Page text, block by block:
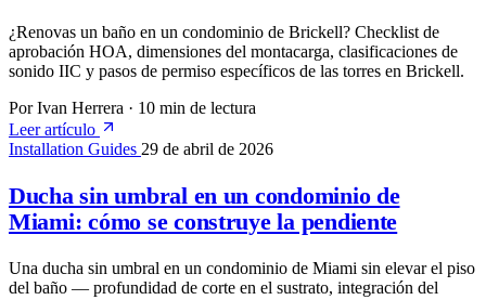
¿Renovas un baño en un condominio de Brickell? Checklist de
aprobación HOA, dimensiones del montacarga, clasificaciones de
sonido IIC y pasos de permiso específicos de las torres en Brickell.
Por Ivan Herrera · 10 min de lectura
Leer artículo
Installation Guides 29 de abril de 2026
Ducha sin umbral en un condominio de
Miami: cómo se construye la pendiente
Una ducha sin umbral en un condominio de Miami sin elevar el piso
del baño — profundidad de corte en el sustrato, integración del